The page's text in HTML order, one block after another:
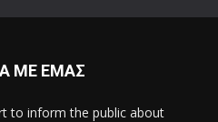
ΜΕ ΕΜΑΣ
to inform the public about